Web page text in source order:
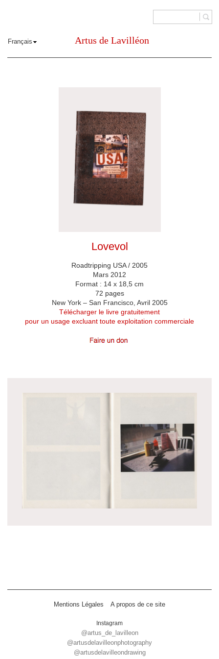
Artus de Lavilléon
Lovevol
Roadtripping USA / 2005
Mars 2012
Format : 14 x 18,5 cm
72 pages
New York – San Francisco, Avril 2005
Télécharger le livre gratuitement
pour un usage excluant toute exploitation commerciale
Mentions Légales A propos de ce site
Instagram
@artus_de_lavilleon
@artusdelavilleonphotography
@artusdelavilleondrawing